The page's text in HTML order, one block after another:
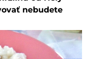
nebudete